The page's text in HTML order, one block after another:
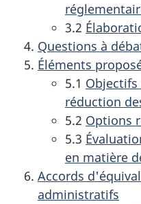
3.2
Questions à
Éléments
5.1 Objectifs
réduction
5.2 Options
5.3
en matière
Accords
administratifs